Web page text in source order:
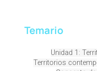
Temario
Unidad 1:
Territorios